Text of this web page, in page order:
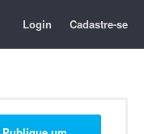
Login Cadastre-se